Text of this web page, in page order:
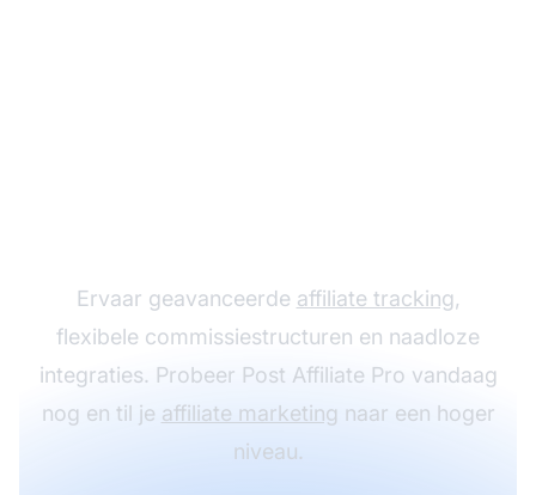
Ervaar geavanceerde affiliate tracking,
flexibele commissiestructuren en naadloze
integraties. Probeer Post Affiliate Pro vandaag
nog en til je affiliate marketing naar een hoger
niveau.